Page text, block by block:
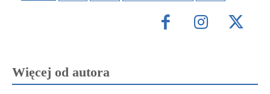
Więcej od autora